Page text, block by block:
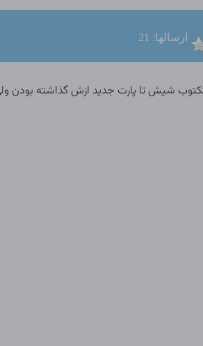
ارسالها: 21
شیش تا پارت جدید ازش گذاشته بودن